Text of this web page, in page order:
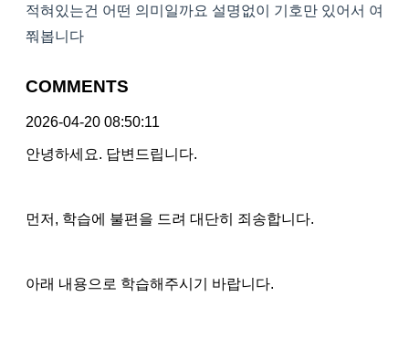
적혀있는건 어떤 의미일까요 설명없이 기호만 있어서 여
쭤봅니다
COMMENTS
2026-04-20 08:50:11
안녕하세요. 답변드립니다.
먼저, 학습에 불편을 드려 대단히 죄송합니다.
아래 내용으로 학습해주시기 바랍니다.